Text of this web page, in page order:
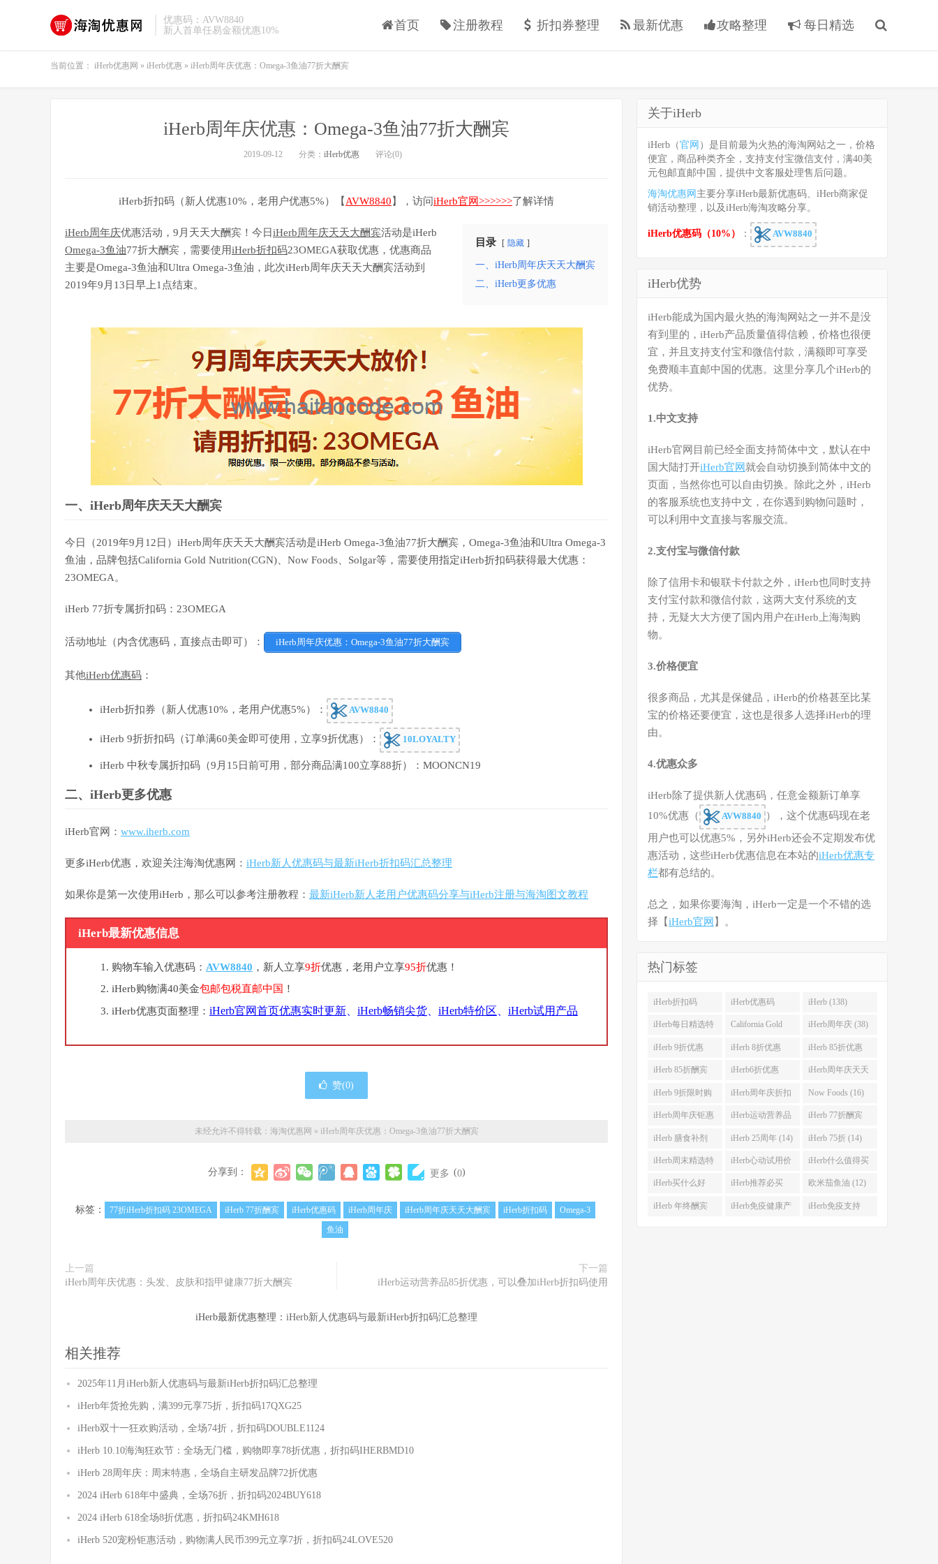
优惠码：AVW8840
新人首单任易金额优惠10%
首页 注册教程 折扣券整理 最新优惠 攻略整理 每日精选
当前位置： iHerb优惠网 » iHerb优惠 » iHerb周年庆优惠：Omega-3鱼油77折大酬宾
iHerb周年庆优惠：Omega-3鱼油77折大酬宾
2019-09-12 分类： iHerb优惠 评论(0)
iHerb折扣码（新人优惠10%，老用户优惠5%）【 AVW8840 】，访问iHerb官网>>>>>>了解详情
目录 隐藏
一、iHerb周年庆天天大酬宾
二、iHerb更多优惠
iHerb周年庆优惠活动，9月天天大酬宾！今日iHerb周年庆天天大酬宾活动是iHerb
Omega-3鱼油77折大酬宾，需要使用iHerb折扣码23OMEGA获取优惠，优惠商品
主要是Omega-3鱼油和Ultra Omega-3鱼油，此次iHerb周年庆天天大酬宾活动到
2019年9月13日早上1点结束。
一、iHerb周年庆天天大酬宾
今日（2019年9月12日）iHerb周年庆天天大酬宾活动是iHerb Omega-3鱼油77折大酬宾，Omega-3鱼油和Ultra Omega-3
鱼油，品牌包括California Gold Nutrition(CGN)、Now Foods、Solgar等，需要使用指定iHerb折扣码获得最大优惠：
23OMEGA。
iHerb 77折专属折扣码：23OMEGA
活动地址（内含优惠码，直接点击即可）： iHerb周年庆优惠：Omega-3鱼油77折大酬宾
其他iHerb优惠码 ：
iHerb折扣券（新人优惠10%，老用户优惠5%）： AVW8840
iHerb 9折折扣码（订单满60美金即可使用，立享9折优惠）： 10LOYALTY
iHerb 中秋专属折扣码（9月15日前可用，部分商品满100立享88折）：MOONCN19
二、iHerb更多优惠
iHerb官网： www.iherb.com
更多iHerb优惠，欢迎关注海淘优惠网： iHerb新人优惠码与最新iHerb折扣码汇总整理
如果你是第一次使用iHerb，那么可以参考注册教程： 最新iHerb新人老用户优惠码分享与iHerb注册与海淘图文教程
iHerb最新优惠信息
购物车输入优惠码： AVW8840 ，新人立享9折优惠，老用户立享95折优惠！
iHerb购物满40美金包邮包税直邮中国 ！
iHerb优惠页面整理： iHerb官网首页优惠实时更新 iHerb畅销尖货 iHerb特价区 iHerb试用产品
赞(0)
未经允许不得转载： 海淘优惠网 » iHerb周年庆优惠：Omega-3鱼油77折大酬宾
分享到： 更多 (0)
标签： 77折iHerb折扣码 23OMEGA iHerb 77折酬宾 iHerb优惠码 iHerb周年庆 iHerb周年庆天天大酬宾 iHerb折扣码
Omega-3
鱼油
上一篇
iHerb周年庆优惠：头发、皮肤和指甲健康77折大酬宾
下一篇
iHerb运动营养品85折优惠，可以叠加iHerb折扣码使用
iHerb最新优惠整理： iHerb新人优惠码与最新iHerb折扣码汇总整理
相关推荐
2025年11月iHerb新人优惠码与最新iHerb折扣码汇总整理
iHerb年货抢先购，满399元享75折，折扣码17QXG25
iHerb双十一狂欢购活动，全场74折，折扣码DOUBLE1124
iHerb 10.10海淘狂欢节：全场无门槛，购物即享78折优惠，折扣码IHERBMD10
iHerb 28周年庆：周末特惠，全场自主研发品牌72折优惠
2024 iHerb 618年中盛典，全场76折，折扣码2024BUY618
2024 iHerb 618全场8折优惠，折扣码24KMH618
iHerb 520宠粉钜惠活动，购物满人民币399元立享7折，折扣码24LOVE520
关于iHerb
iHerb（官网 ）是目前最为火热的海淘网站之一，价格
便宜，商品种类齐全，支持支付宝微信支付，满40美
元包邮直邮中国，提供中文客服处理售后问题。
海淘优惠网 主要分享iHerb最新优惠码、iHerb商家促
销活动整理，以及iHerb海淘攻略分享。
iHerb优惠码（10%） ： AVW8840
iHerb优势
iHerb能成为国内最火热的海淘网站之一并不是没
有到里的，iHerb产品质量值得信赖，价格也很便
宜，并且支持支付宝和微信付款，满额即可享受
免费顺丰直邮中国的优惠。这里分享几个iHerb的
优势。
1.中文支持
iHerb官网目前已经全面支持简体中文，默认在中
国大陆打开iHerb官网 就会自动切换到简体中文的
页面，当然你也可以自由切换。除此之外，iHerb
的客服系统也支持中文，在你遇到购物问题时，
可以利用中文直接与客服交流。
2.支付宝与微信付款
除了信用卡和银联卡付款之外，iHerb也同时支持
支付宝付款和微信付款，这两大支付系统的支
持，无疑大大方便了国内用户在iHerb上海淘购
物。
3.价格便宜
很多商品，尤其是保健品，iHerb的价格甚至比某
宝的价格还要便宜，这也是很多人选择iHerb的理
由。
4.优惠众多
iHerb除了提供新人优惠码，任意金额新订单享
10%优惠（
AVW8840 ），这个优惠码现在老
用户也可以优惠5%，另外iHerb还会不定期发布优
惠活动，这些iHerb优惠信息在本站的iHerb优惠专
栏都有总结的。
总之，如果你要海淘，iHerb一定是一个不错的选
择【iHerb官网 】。
热门标签
iHerb折扣码
(341)
iHerb优惠码
(282)
iHerb (138)
iHerb每日精选特
惠 (53)
California Gold
Nutrition(CGN)
(42)
iHerb周年庆 (38)
iHerb 9折优惠
(38)
iHerb 8折优惠
(37)
iHerb 85折优惠
(27)
iHerb 85折酬宾
(23)
iHerb6折优惠
(23)
iHerb周年庆天天
大酬宾 (22)
iHerb 9折限时购
(21)
iHerb周年庆折扣
码 (17)
Now Foods (16)
iHerb周年庆钜惠
(15)
iHerb运动营养品
(14)
iHerb 77折酬宾
(14)
iHerb 膳食补剂
(14)
iHerb 25周年 (14) iHerb 75折 (14)
iHerb周末精选特
惠 (13)
iHerb心动试用价
(13)
iHerb什么值得买
(12)
iHerb买什么好
(12)
iHerb推荐必买
(12)
欧米茄鱼油 (12)
iHerb 年终酬宾 iHerb免疫健康产 iHerb免疫支持